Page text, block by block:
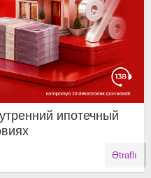
ипотечный
Ətraflı